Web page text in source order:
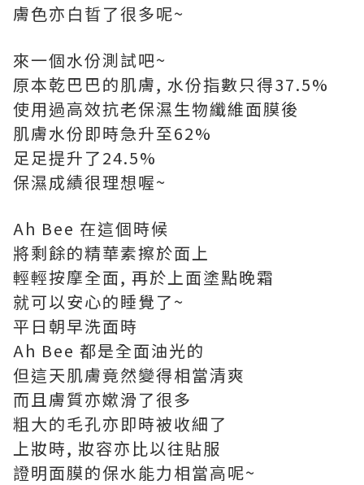
膚色亦白晢了很多呢~
來一個水份測試吧~
原本乾巴巴的肌膚, 水份指數只得37.5%
使用過高效抗老保濕生物纖維面膜後
肌膚水份即時急升至62%
足足提升了24.5%
保濕成績很理想喔~
Ah Bee 在這個時候
將剩餘的精華素擦於面上
輕輕按摩全面, 再於上面塗點晚霜
就可以安心的睡覺了~
平日朝早洗面時
Ah Bee 都是全面油光的
但這天肌膚竟然變得相當清爽
而且膚質亦嫰滑了很多
粗大的毛孔亦即時被收細了
上妝時, 妝容亦比以往貼服
證明面膜的保水能力相當高呢~